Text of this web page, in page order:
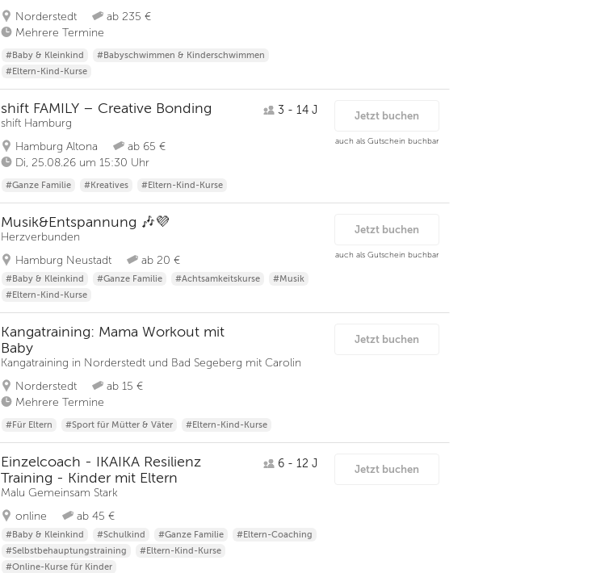
Norderstedt
ab 235 €
Mehrere Termine
#Baby & Kleinkind
#Babyschwimmen & Kinderschwimmen
#Eltern-Kind-Kurse
shift FAMILY – Creative Bonding
shift Hamburg
Hamburg Altona
ab 65 €
Di, 25.08.26 um 15:30 Uhr
3 - 14 J
#Ganze Familie #Kreatives #Eltern-Kind-Kurse
Jetzt buchen
auch als Gutschein buchbar
Musik&Entspannung 🎶💜
Herzverbunden
Hamburg Neustadt
ab 20 €
#Baby & Kleinkind #Ganze Familie #Achtsamkeitskurse
#Musik
#Eltern-Kind-Kurse
Jetzt buchen
auch als Gutschein buchbar
Kangatraining: Mama Workout mit
Baby
Kangatraining in Norderstedt und Bad Segeberg mit Carolin
Norderstedt
ab 15 €
Mehrere Termine
#Für Eltern #Sport für Mütter & Väter #Eltern-Kind-Kurse
Jetzt buchen
Einzelcoach - IKAIKA Resilienz
Training - Kinder mit Eltern
Malu Gemeinsam Stark
online
ab 45 €
6 - 12 J
#Baby & Kleinkind #Schulkind #Ganze Familie
#Eltern-Coaching
#Selbstbehauptungstraining
#Eltern-Kind-Kurse
#Online-Kurse für Kinder
Jetzt buchen